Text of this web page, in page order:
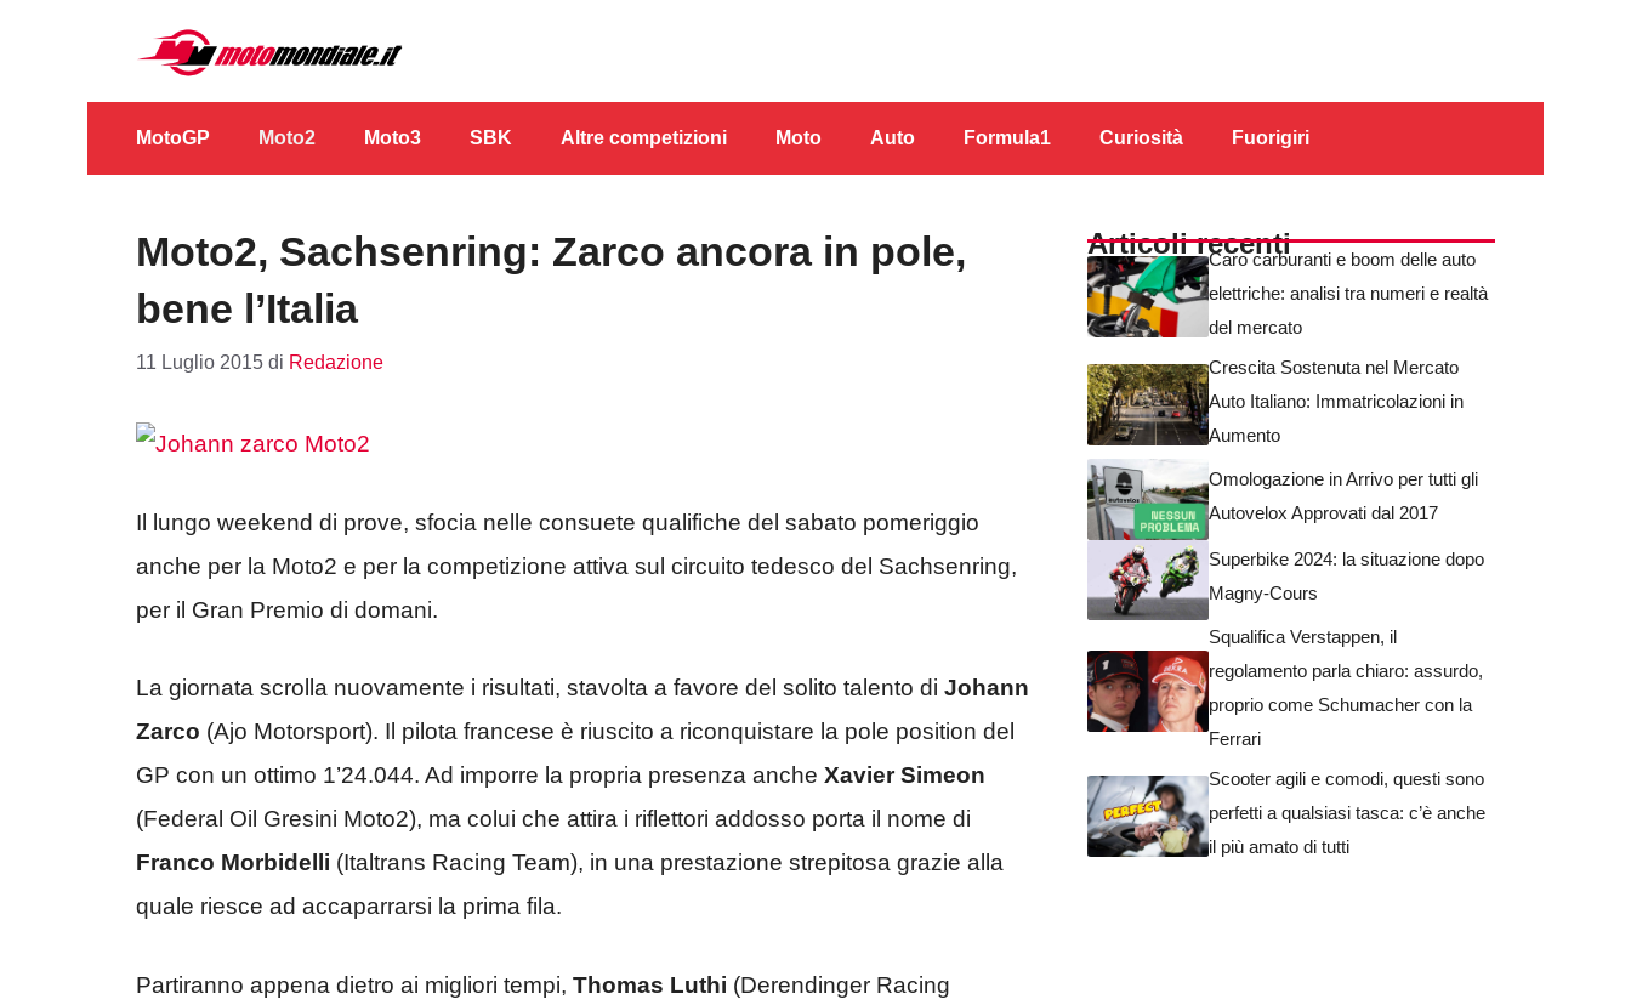
contenuto
MotoGP Moto2 Moto3 SBK Altre competizioni Moto Auto Formula1 Curiosità Fuorigiri
Moto2, Sachsenring: Zarco ancora in pole,
bene l’Italia
11 Luglio 2015 di Redazione
Il lungo weekend di prove, sfocia nelle consuete qualifiche del sabato pomeriggio
anche per la Moto2 e per la competizione attiva sul circuito tedesco del Sachsenring,
per il Gran Premio di domani.
La giornata scrolla nuovamente i risultati, stavolta a favore del solito talento di Johann
Zarco (Ajo Motorsport). Il pilota francese è riuscito a riconquistare la pole position del
GP con un ottimo 1’24.044. Ad imporre la propria presenza anche Xavier Simeon
(Federal Oil Gresini Moto2), ma colui che attira i riflettori addosso porta il nome di
Franco Morbidelli (Italtrans Racing Team), in una prestazione strepitosa grazie alla
quale riesce ad accaparrarsi la prima fila.
Partiranno appena dietro ai migliori tempi, Thomas Luthi (Derendinger Racing
Articoli recentiCaro carburanti e boom delle auto
elettriche: analisi tra numeri e realtà
del mercato
Crescita Sostenuta nel Mercato
Auto Italiano: Immatricolazioni in
Aumento
Omologazione in Arrivo per tutti gli
Autovelox Approvati dal 2017
Superbike 2024: la situazione dopo
Magny-Cours
Squalifica Verstappen, il
regolamento parla chiaro: assurdo,
proprio come Schumacher con la
Ferrari
Scooter agili e comodi, questi sono
perfetti a qualsiasi tasca: c’è anche
il più amato di tutti